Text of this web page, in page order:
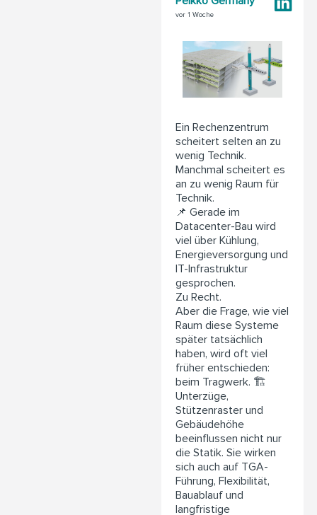
vor 1 Woche
Ein Rechenzentrum
scheitert selten an zu
wenig Technik.
Manchmal scheitert es
an zu wenig Raum für
Technik.
📌 Gerade im
Datacenter-Bau wird
viel über Kühlung,
Energieversorgung und
IT-Infrastruktur
gesprochen.
Zu Recht.
Aber die Frage, wie viel
Raum diese Systeme
später tatsächlich
haben, wird oft viel
früher entschieden:
beim Tragwerk. 🏗️
Unterzüge,
Stützenraster und
Gebäudehöhe
beeinflussen nicht nur
die Statik. Sie wirken
sich auch auf TGA-
Führung, Flexibilität,
Bauablauf und
langfristige